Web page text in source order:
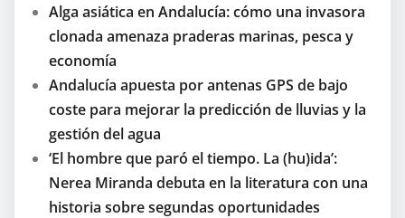
Alga asiática en Andalucía: cómo una invasora
clonada amenaza praderas marinas, pesca y
economía
Andalucía apuesta por antenas GPS de bajo
coste para mejorar la predicción de lluvias y la
gestión del agua
‘El hombre que paró el tiempo. La (hu)ida’:
Nerea Miranda debuta en la literatura con una
historia sobre segundas oportunidades